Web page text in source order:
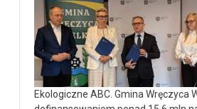
Ekologiczne ABC. Gmina Wręczyca